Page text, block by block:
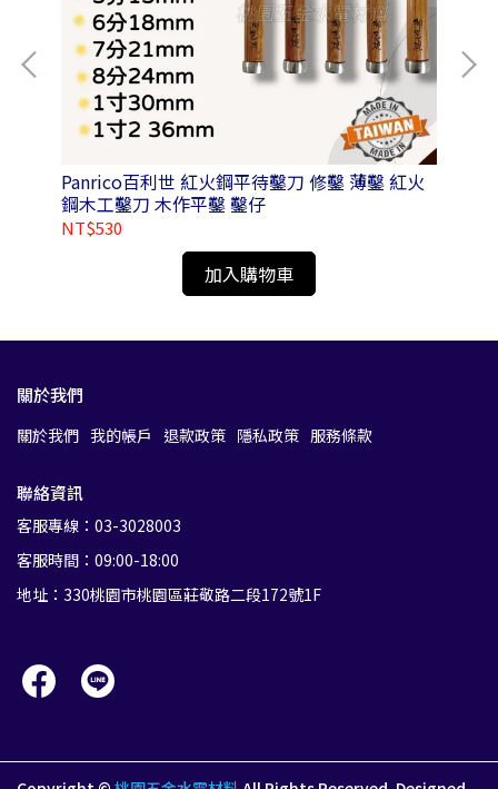
Panrico百利世 紅火鋼平待鑿刀 修鑿 薄鑿 紅火
鋼木工鑿刀 木作平鑿 鑿仔
NT$530
加入購物車
關於我們
關於我們 我的帳戶 退款政策 隱私政策 服務條款
聯絡資訊
客服專線：03-3028003
客服時間：09:00-18:00
地址：330桃園市桃園區莊敬路二段172號1F